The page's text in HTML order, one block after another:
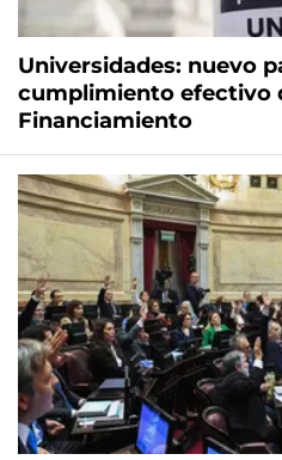
Universidades: nuevo
cumplimiento efectivo
Financiamiento